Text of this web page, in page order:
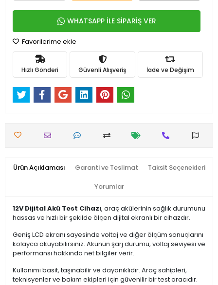
WHATSAPP İLE SİPARİŞ VER
Favorilerime ekle
Hızlı Gönderi Güvenli Alışveriş İade ve Değişim
Ürün Açıklaması Garanti ve Teslimat Taksit Seçenekleri
Yorumlar
12V Dijital Akü Test Cihazı, araç akülerinin sağlık durumunu
hassas ve hızlı bir şekilde ölçen dijital ekranlı bir cihazdır.
Geniş LCD ekranı sayesinde voltaj ve diğer ölçüm sonuçlarını
kolayca okuyabilirsiniz. Akünün şarj durumu, voltaj seviyesi ve
performansı hakkında net bilgiler verir.
Kullanımı basit, taşınabilir ve dayanıklıdır. Araç sahipleri,
teknisyenler ve bakım ekipleri için güvenilir bir test aracıdır.